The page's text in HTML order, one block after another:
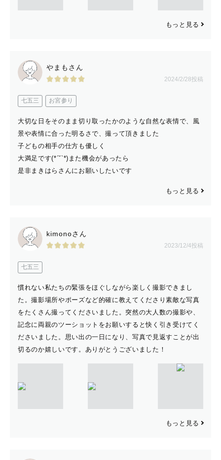
もっと見る
やまもさん
2024/2/28投稿
七五三 お宮参り
大切な日をそのまま切り取ったかのような自然な表情で、風
景や表情に合った明るさで、撮って頂きました
子どもの相手の仕方も優しく
大満足です(*´˘`*)また機会があったら
是非まきはらさんにお願いしたいです
もっと見る
kimonoさん
2023/12/4投稿
七五三
慣れない私たちの緊張をほぐしながら楽しく撮影できまし
た。撮影場所やポーズなど的確に教えてくださり素敵な写真
をたくさん撮ってくださいました。突然の大人数の撮影や、
記念に両親のツーショットをお願いすると快く引き受けてく
ださいました。思い出の一日になり、写真で見返すことが出
切るのか嬉しいです。ありがとうございました！
もっと見る